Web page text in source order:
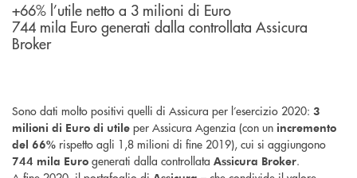
+66% l’utile netto a 3 milioni di Euro
744 mila Euro generati dalla controllata Assicura
Broker
Sono dati molto positivi quelli di Assicura per l’esercizio 2020: 3
milioni di Euro di utile per Assicura Agenzia (con un incremento
del 66% rispetto agli 1,8 milioni di fine 2019), cui si aggiungono
744 mila Euro generati dalla controllata Assicura Broker.